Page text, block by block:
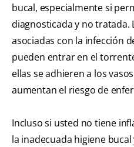
bucal, especialmente si
diagnosticada y no tratada.
asociadas con la infección
pueden entrar en el
ellas se adhieren a los
aumentan el riesgo de
Incluso si usted no tiene
la inadecuada higiene